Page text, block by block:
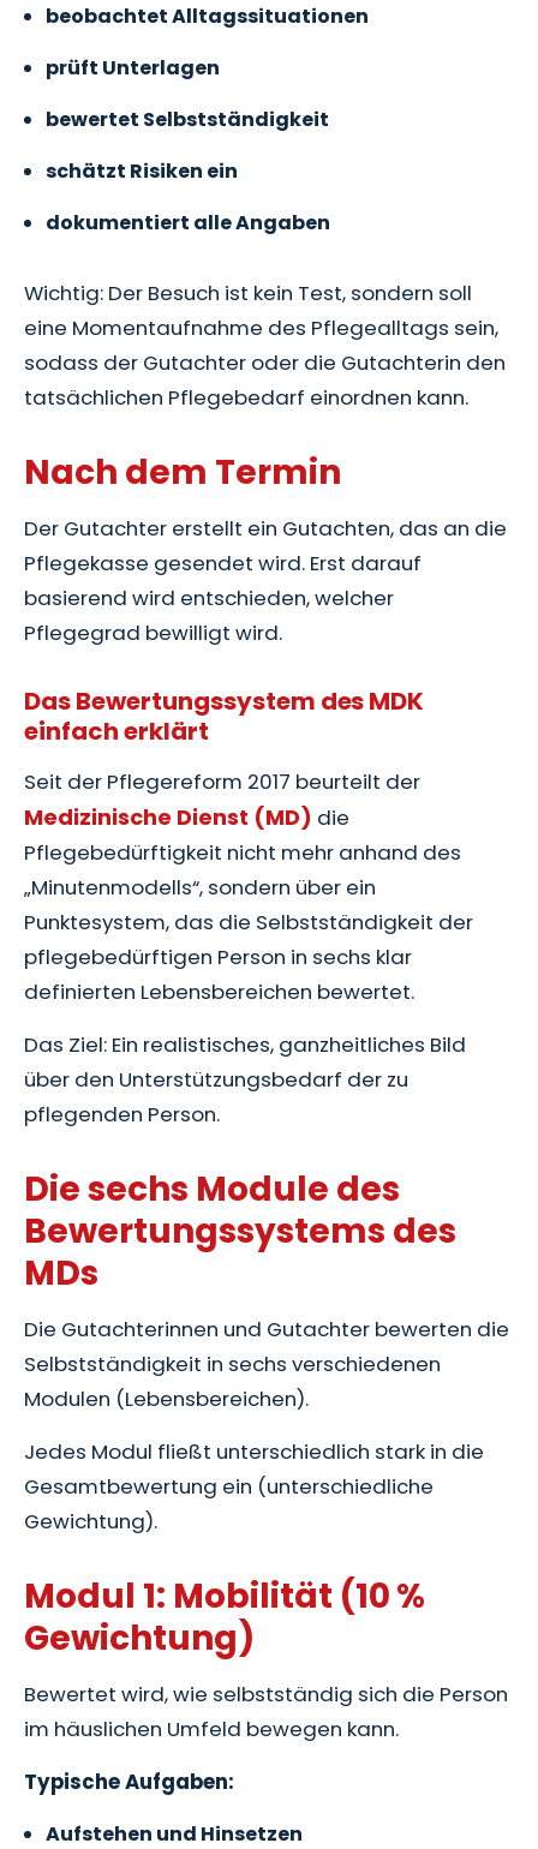
beobachtet Alltagssituationen
prüft Unterlagen
bewertet Selbstständigkeit
schätzt Risiken ein
dokumentiert alle Angaben
Wichtig: Der Besuch ist kein Test, sondern soll
eine Momentaufnahme des Pflegealltags sein,
sodass der Gutachter oder die Gutachterin den
tatsächlichen Pflegebedarf einordnen kann.
Nach dem Termin
Der Gutachter erstellt ein Gutachten, das an die
Pflegekasse gesendet wird. Erst darauf
basierend wird entschieden, welcher
Pflegegrad bewilligt wird.
Das Bewertungssystem des MDK
einfach erklärt
Seit der Pflegereform 2017 beurteilt der
Medizinische Dienst (MD) die
Pflegebedürftigkeit nicht mehr anhand des
„Minutenmodells“, sondern über ein
Punktesystem, das die Selbstständigkeit der
pflegebedürftigen Person in sechs klar
definierten Lebensbereichen bewertet.
Das Ziel: Ein realistisches, ganzheitliches Bild
über den Unterstützungsbedarf der zu
pflegenden Person.
Die sechs Module des
Bewertungssystems des
MDs
Die Gutachterinnen und Gutachter bewerten die
Selbstständigkeit in sechs verschiedenen
Modulen (Lebensbereichen).
Jedes Modul fließt unterschiedlich stark in die
Gesamtbewertung ein (unterschiedliche
Gewichtung).
Modul 1: Mobilität (10 %
Gewichtung)
Bewertet wird, wie selbstständig sich die Person
im häuslichen Umfeld bewegen kann.
Typische Aufgaben:
Aufstehen und Hinsetzen